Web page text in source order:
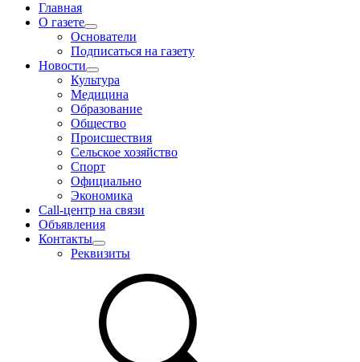
Главная
О газете
Основатели
Подписаться на газету
Новости
Культура
Медицина
Образование
Общество
Происшествия
Сельское хозяйство
Спорт
Официально
Экономика
Call-центр на связи
Объявления
Контакты
Реквизиты